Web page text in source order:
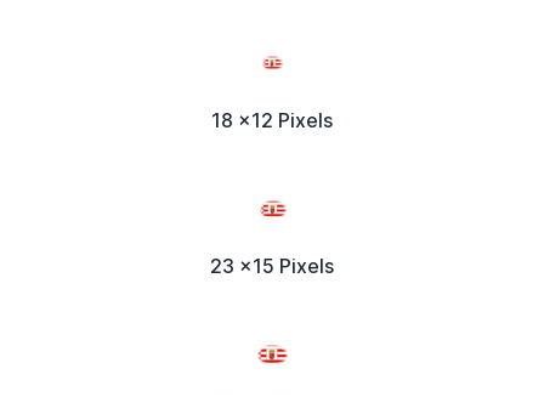
18 x12 Pixels
23 x15 Pixels